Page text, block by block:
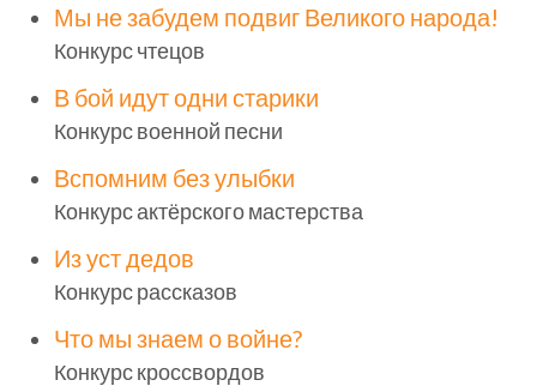
Мы не забудем подвиг Великого народа!
Конкурс чтецов
В бой идут одни старики
Конкурс военной песни
Вспомним без улыбки
Конкурс актёрского мастерства
Из уст дедов
Конкурс рассказов
Что мы знаем о войне?
Конкурс кроссвордов